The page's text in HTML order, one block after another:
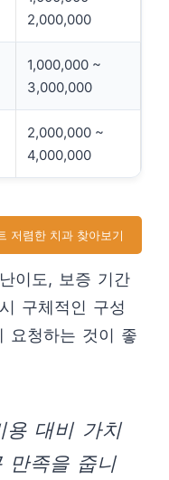
2,000,000
1,000,000 ~
3,000,000
2,000,000 ~
4,000,000
저렴한 치과 찾아보기
이도, 보증 기간
구체적인 구성
요청하는 것이 좋
용 대비 가치
만족을 줍니